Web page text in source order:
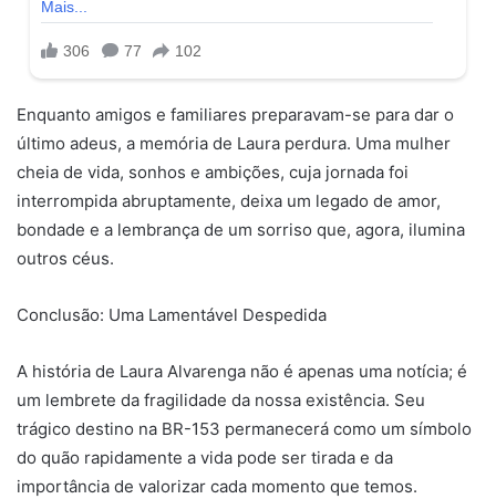
Enquanto amigos e familiares preparavam-se para dar o
último adeus, a memória de Laura perdura. Uma mulher
cheia de vida, sonhos e ambições, cuja jornada foi
interrompida abruptamente, deixa um legado de amor,
bondade e a lembrança de um sorriso que, agora, ilumina
outros céus.
Conclusão: Uma Lamentável Despedida
A história de Laura Alvarenga não é apenas uma notícia; é
um lembrete da fragilidade da nossa existência. Seu
trágico destino na BR-153 permanecerá como um símbolo
do quão rapidamente a vida pode ser tirada e da
importância de valorizar cada momento que temos.